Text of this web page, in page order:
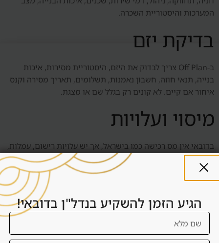
המערכות והיסטוריית השכרה.
בדיקת יזם
ב-Off Plan צריך לבדוק את היזם, היסטוריית מסירות, איכות
בנייה, תנאי חוזה, חשבון נאמנות, תשלומים, תאריך מסירה וקנס
איחור אם קיים. לא קונים רק בגלל שם או מצגת.
מיסוי ועלויות
בדובאי אין מס רכישה כמו בישראל, אך יש עלויות רישום, עמלות,
דמי שירות, ניהול, תחזוקה ועלויות עסקה. למשקיע ישראלי יש גם
שיקולי מס בישראל ולכן חשוב להיוועץ בגורם מקצועי.
העברת כספים
לפני חתימה צריך להבין איך הכסף עובר, לאן, באיזה מטבע, לפי
איזה לוח תשלומים ואילו מסמכים נדרשים. דנסיה מסייעת בתכנון
הגיע הזמן להשקיע בנדל"ן בדובאי!